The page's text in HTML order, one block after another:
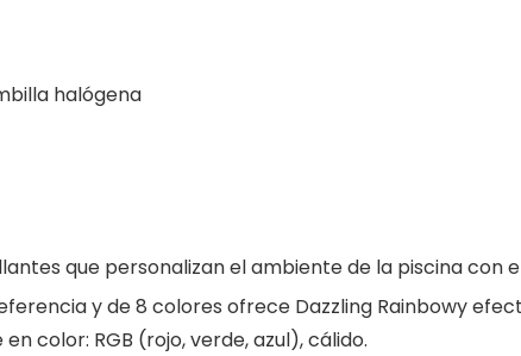
halógena
que personalizan el ambiente de la piscina con
y de 8 colores ofrece Dazzling Rainbowy
color: RGB (rojo, verde, azul), cálido.